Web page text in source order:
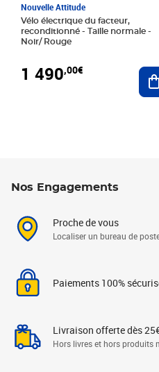
Nouvelle Attitude
Vélo électrique du facteur,
reconditionné - Taille normale -
Noir/ Rouge
1 490,00€
Nos Engagements
Proche de vous
Localiser un bureau de
Paiements 100%
Livraison offerte dès
Hors livres et hors produits